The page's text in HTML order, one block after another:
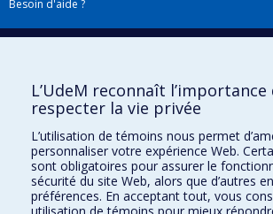
Besoin d'aide ?
Plan du site|Accessibilité
Téléchargez les logos de l'ESPUM
L’UdeM reconnaît l’importance
respecter la vie privée
L’utilisation de témoins nous permet
personnaliser votre expérience Web.
sont obligatoires pour assurer le
sécurité du site Web, alors que d’autres
préférences. En acceptant tout, vous
utilisation de témoins pour mieux